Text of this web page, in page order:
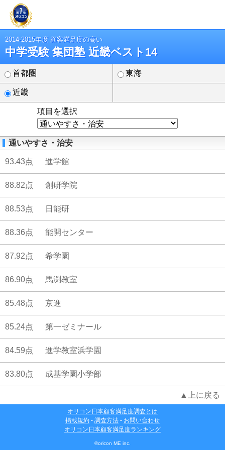
2014-2015年度 顧客満足度の高い
中学受験 集団塾 近畿ベスト14
首都圏 東海
近畿
項目を選択
通いやすさ・治安
93.43点 進学館
88.82点 創研学院
88.53点 日能研
88.36点 能開センター
87.92点 希学園
86.90点 馬渕教室
85.48点 京進
85.24点 第一ゼミナール
84.59点 進学教室浜学園
83.80点 成基学園小学部
▲上に戻る
オリコン日本顧客満足度調査とは
掲載規約 - 調査方法 - お問い合わせ
オリコン日本顧客満足度ランキング
©oricon ME inc.